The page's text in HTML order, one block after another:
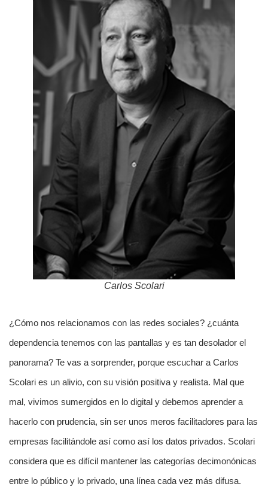
Carlos Scolari
¿Cómo nos relacionamos con las redes sociales? ¿cuánta
dependencia tenemos con las pantallas y es tan desolador el
panorama? Te vas a sorprender, porque escuchar a Carlos
Scolari es un alivio, con su visión positiva y realista. Mal que
mal, vivimos sumergidos en lo digital y debemos aprender a
hacerlo con prudencia, sin ser unos meros facilitadores para las
empresas facilitándole así como así los datos privados. Scolari
considera que es difícil mantener las categorías decimonónicas
entre lo público y lo privado, una línea cada vez más difusa.